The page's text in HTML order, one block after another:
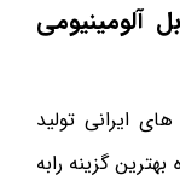
آلومینیومی
ایرانی تولید
گزینه رابه